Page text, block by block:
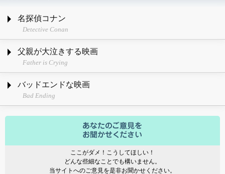
名探偵コナン
Detective Conan
父親が大泣きする映画
Father is Crying
バッドエンドな映画
Bad Ending
ここがダメ！こうしてほしい！
どんな些細なことでも構いません。
当サイトへのご意見を是非お聞かせください。